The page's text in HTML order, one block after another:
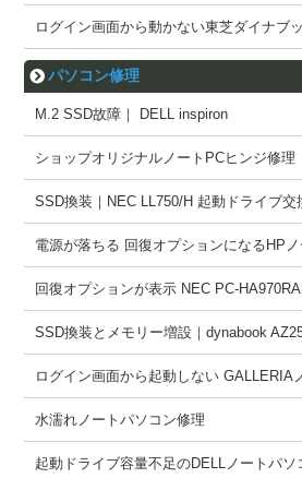
ログイン画面から動かない東芝ダイナブ
パソコン修理
M.2 SSD故障｜ DELL inspiron
ショップオリジナルノートPCヒンジ修理
SSD換装｜NEC LL750/H 起動ドライブ交
電源が落ちる 回復オプションになるHP
回復オプションが表示 NEC PC-
SSD換装とメモリー増設｜dynabook
ログイン画面から起動しない GALLERIA
水濡れノートパソコン修理
起動ドライブ容量不足のDELLノートパソ